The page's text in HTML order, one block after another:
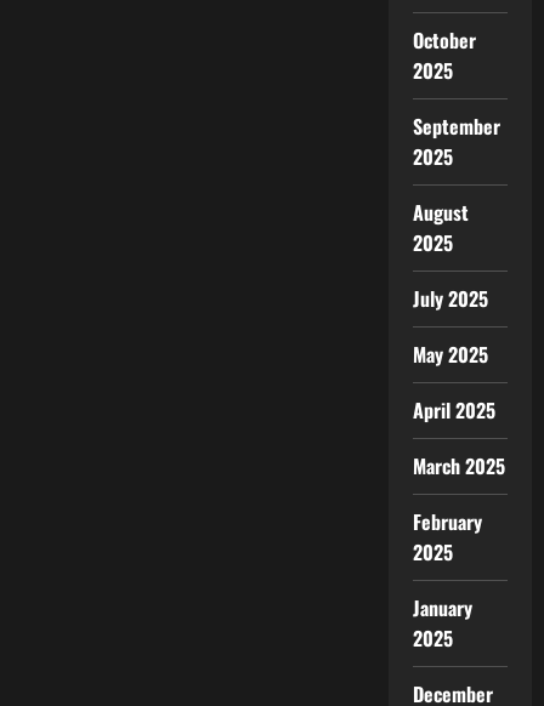
October
2025
September
2025
August
2025
July 2025
May 2025
April 2025
March 2025
February
2025
January
2025
December